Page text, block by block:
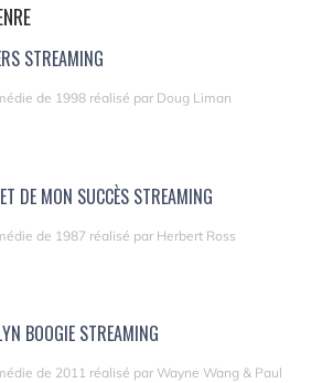
STREAMING
de 1998 réalisé par Doug Liman
DE MON SUCCÈS STREAMING
de 1987 réalisé par Herbert Ross
BOOGIE STREAMING
de 2011 réalisé par Wayne Wang & Paul